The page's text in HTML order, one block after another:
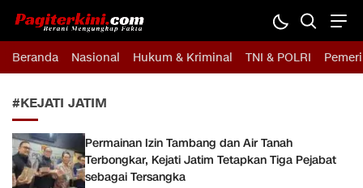
Pagiterkini.com
Berani Mengungkap Fakta
Beranda Nasional Hukum & Kriminal TNI & POLRI
#KEJATI JATIM
Permainan Izin Tambang dan Air Tanah
Terbongkar, Kejati Jatim Tetapkan Tiga Pejabat
sebagai Tersangka